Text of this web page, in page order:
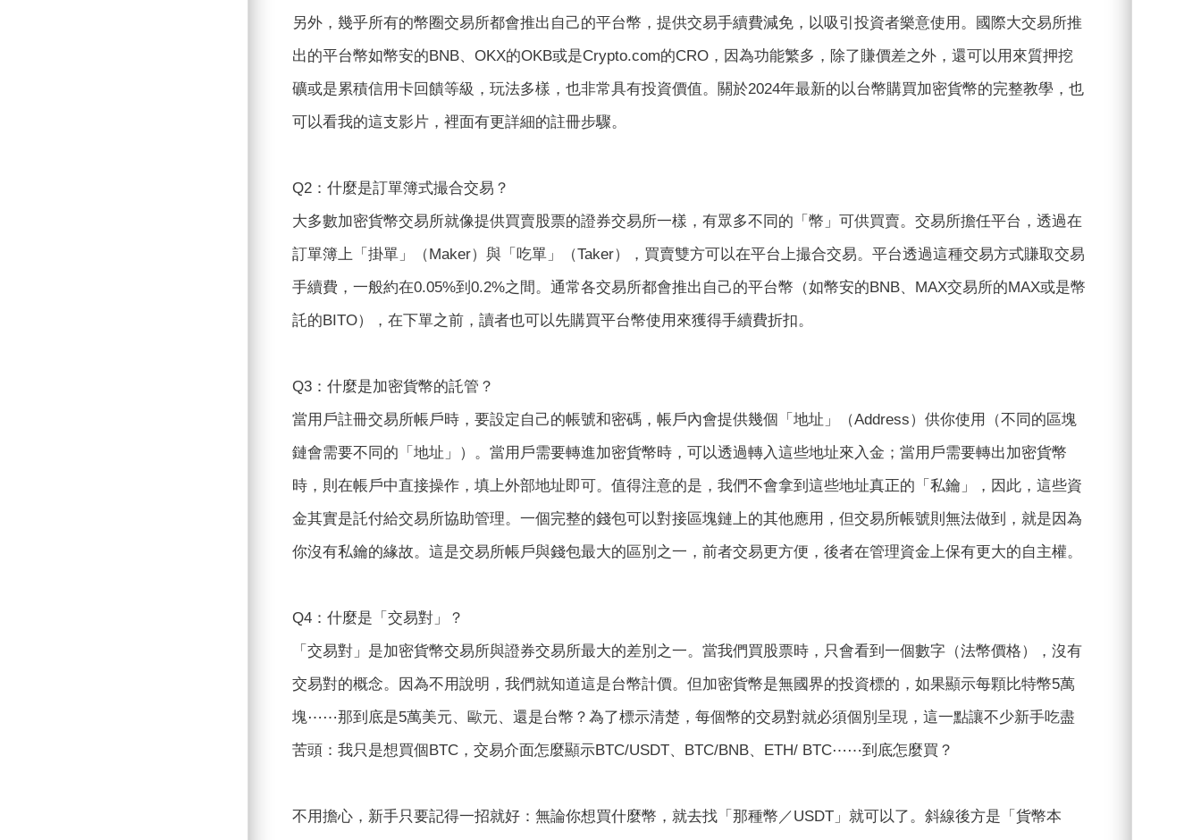
另外，幾乎所有的幣圈交易所都會推出自己的平台幣，提供交易手續費減免，以吸引投資者樂意使用。國際大交易所推
出的平台幣如幣安的BNB、OKX的OKB或是Crypto.com的CRO，因為功能繁多，除了賺價差之外，還可以用來質押挖
礦或是累積信用卡回饋等級，玩法多樣，也非常具有投資價值。關於2024年最新的以台幣購買加密貨幣的完整教學，也
可以看我的這支影片，裡面有更詳細的註冊步驟。
Q2：什麼是訂單簿式撮合交易？
大多數加密貨幣交易所就像提供買賣股票的證券交易所一樣，有眾多不同的「幣」可供買賣。交易所擔任平台，透過在
訂單簿上「掛單」（Maker）與「吃單」（Taker），買賣雙方可以在平台上撮合交易。平台透過這種交易方式賺取交易
手續費，一般約在0.05%到0.2%之間。通常各交易所都會推出自己的平台幣（如幣安的BNB、MAX交易所的MAX或是幣
託的BITO），在下單之前，讀者也可以先購買平台幣使用來獲得手續費折扣。
Q3：什麼是加密貨幣的託管？
當用戶註冊交易所帳戶時，要設定自己的帳號和密碼，帳戶內會提供幾個「地址」（Address）供你使用（不同的區塊
鏈會需要不同的「地址」）。當用戶需要轉進加密貨幣時，可以透過轉入這些地址來入金；當用戶需要轉出加密貨幣
時，則在帳戶中直接操作，填上外部地址即可。值得注意的是，我們不會拿到這些地址真正的「私鑰」，因此，這些資
金其實是託付給交易所協助管理。一個完整的錢包可以對接區塊鏈上的其他應用，但交易所帳號則無法做到，就是因為
你沒有私鑰的緣故。這是交易所帳戶與錢包最大的區別之一，前者交易更方便，後者在管理資金上保有更大的自主權。
Q4：什麼是「交易對」？
「交易對」是加密貨幣交易所與證券交易所最大的差別之一。當我們買股票時，只會看到一個數字（法幣價格），沒有
交易對的概念。因為不用說明，我們就知道這是台幣計價。但加密貨幣是無國界的投資標的，如果顯示每顆比特幣5萬
塊⋯⋯那到底是5萬美元、歐元、還是台幣？為了標示清楚，每個幣的交易對就必須個別呈現，這一點讓不少新手吃盡
苦頭：我只是想買個BTC，交易介面怎麼顯示BTC/USDT、BTC/BNB、ETH/ BTC⋯⋯到底怎麼買？
不用擔心，新手只要記得一招就好：無論你想買什麼幣，就去找「那種幣／USDT」就可以了。斜線後方是「貨幣本